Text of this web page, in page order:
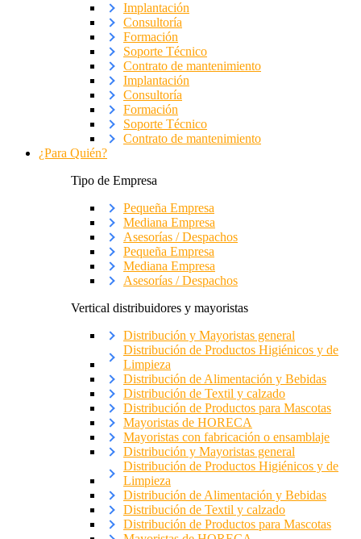
Implantación
Consultoría
Formación
Soporte Técnico
Contrato de mantenimiento
Implantación
Consultoría
Formación
Soporte Técnico
Contrato de mantenimiento
¿Para Quién?
Tipo de Empresa
Pequeña Empresa
Mediana Empresa
Asesorías / Despachos
Pequeña Empresa
Mediana Empresa
Asesorías / Despachos
Vertical distribuidores y mayoristas
Distribución y Mayoristas general
Distribución de Productos Higiénicos y de
Limpieza
Distribución de Alimentación y Bebidas
Distribución de Textil y calzado
Distribución de Productos para Mascotas
Mayoristas de HORECA
Mayoristas con fabricación o ensamblaje
Distribución y Mayoristas general
Distribución de Productos Higiénicos y de
Limpieza
Distribución de Alimentación y Bebidas
Distribución de Textil y calzado
Distribución de Productos para Mascotas